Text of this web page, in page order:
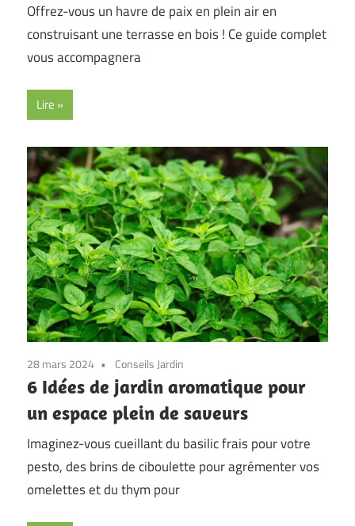
Offrez-vous un havre de paix en plein air en
construisant une terrasse en bois ! Ce guide complet
vous accompagnera
Lire
28 mars 2024 Conseils Jardin
6 Idées de jardin aromatique pour
un espace plein de saveurs
Imaginez-vous cueillant du basilic frais pour votre
pesto, des brins de ciboulette pour agrémenter vos
omelettes et du thym pour